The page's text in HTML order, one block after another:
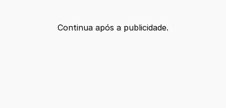
Continua após a publicidade.